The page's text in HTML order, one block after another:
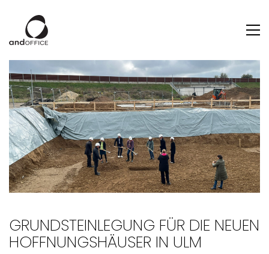
GRUNDSTEINLEGUNG FÜR DIE NEUEN
HOFFNUNGSHÄUSER IN ULM